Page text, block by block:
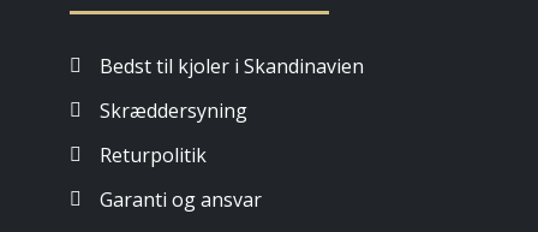
Bedst til kjoler i Skandinavien
Skræddersyning
Returpolitik
Garanti og ansvar